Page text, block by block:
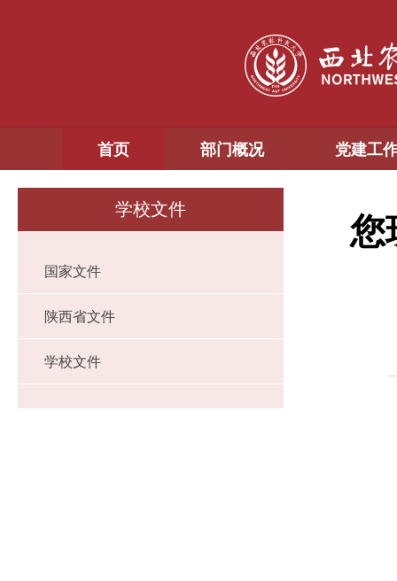
首页 部门概况 党建工
学校文件
国家文件
陕西省文件
学校文件
您